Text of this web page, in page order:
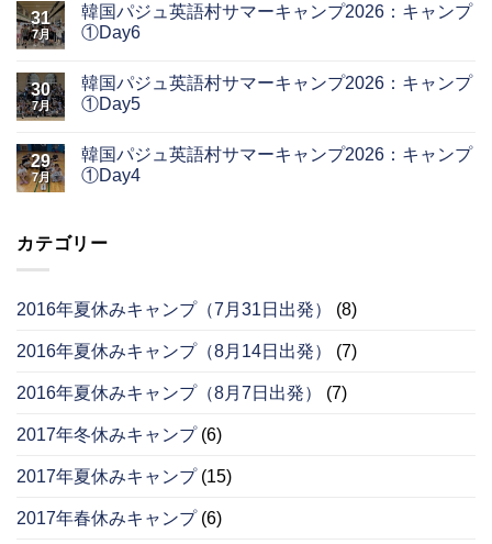
31
7月
韓国パジュ英語村サマーキャンプ2026：キャンプ
①Day6
30
7月
韓国パジュ英語村サマーキャンプ2026：キャンプ
①Day5
29
7月
韓国パジュ英語村サマーキャンプ2026：キャンプ
①Day4
カテゴリー
2016年夏休みキャンプ（7月31日出発） (8)
2016年夏休みキャンプ（8月14日出発） (7)
2016年夏休みキャンプ（8月7日出発） (7)
2017年冬休みキャンプ(6)
2017年夏休みキャンプ(15)
2017年春休みキャンプ(6)